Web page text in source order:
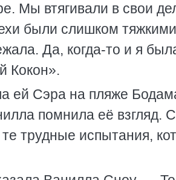
Мы втягивали в свои
были слишком
Да, когда-то и я
Кокон».
ей Сэра на пляже
помнила её взгляд.
трудные испытания,